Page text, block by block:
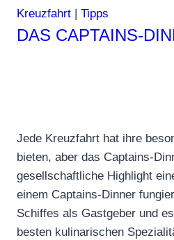
Kreuzfahrt Tipps
DAS CAPTAINS-
Jede Kreuzfahrt hat ihre
bieten, aber das Captains-
gesellschaftliche Highlight
einem Captains-Dinner
Schiffes als Gastgeber und
besten kulinarischen